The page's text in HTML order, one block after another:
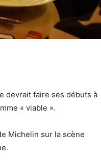
devrait faire ses débuts à
« viable ».
Michelin sur la scène